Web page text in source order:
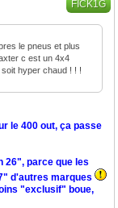
FICK1G
le pneus et plus
c est un 4x4
hyper chaud ! ! !
le 400 out, ça passe
26", parce que les
d'autres marques
"exclusif" boue,